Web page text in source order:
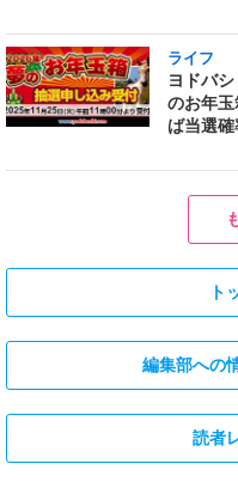
ライフ
ヨドバ
のお年
ば当選
ト
編集部への
読者